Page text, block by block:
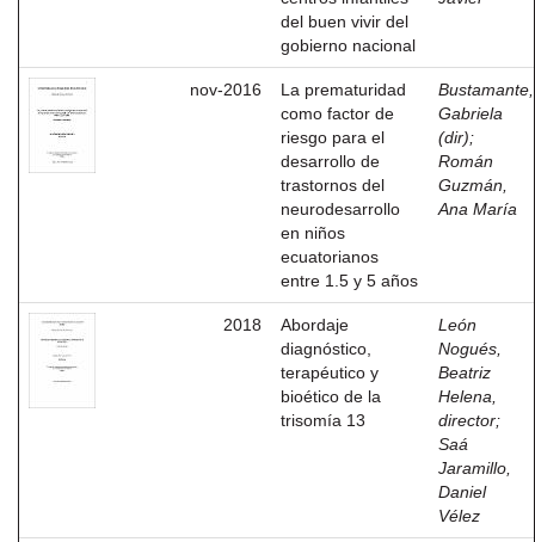
del buen vivir del
gobierno nacional
nov-2016
La prematuridad
como factor de
riesgo para el
desarrollo de
trastornos del
neurodesarrollo
en niños
ecuatorianos
entre 1.5 y 5 años
Bustamante,
Gabriela
(dir);
Román
Guzmán,
Ana María
2018
Abordaje
diagnóstico,
terapéutico y
bioético de la
trisomía 13
León
Nogués,
Beatriz
Helena,
director;
Saá
Jaramillo,
Daniel
Vélez